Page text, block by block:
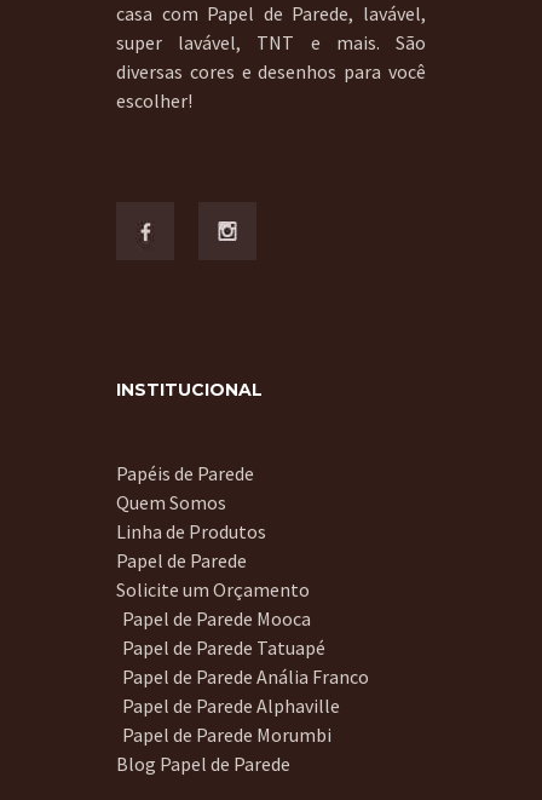
casa com Papel de Parede, lavável,
super lavável, TNT e mais. São
diversas cores e desenhos para você
escolher!
INSTITUCIONAL
Papéis de Parede
Quem Somos
Linha de Produtos
Papel de Parede
Solicite um Orçamento
Papel de Parede Mooca
Papel de Parede Tatuapé
Papel de Parede Anália Franco
Papel de Parede Alphaville
Papel de Parede Morumbi
Blog Papel de Parede